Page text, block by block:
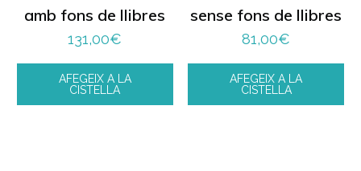
amb fons de llibres
131,00€
AFEGEIX A LA
CISTELLA
sense fons de llibres
81,00€
AFEGEIX A LA
CISTELLA